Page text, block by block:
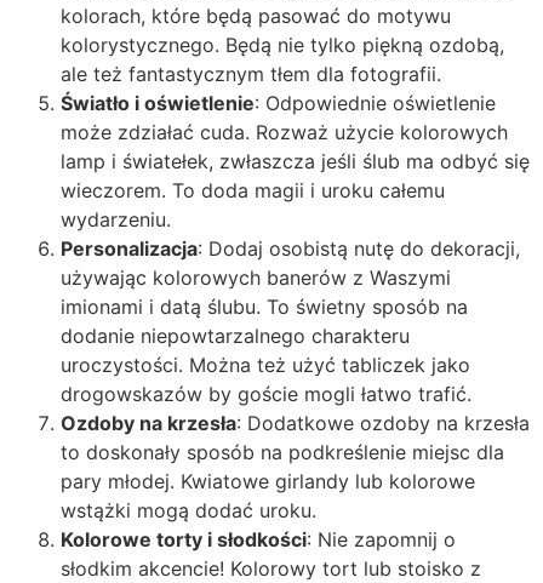
kolorach, które będą pasować do motywu
kolorystycznego. Będą nie tylko piękną ozdobą,
ale też fantastycznym tłem dla fotografii.
Światło i oświetlenie: Odpowiednie oświetlenie
może zdziałać cuda. Rozważ użycie kolorowych
lamp i światełek, zwłaszcza jeśli ślub ma odbyć się
wieczorem. To doda magii i uroku całemu
wydarzeniu.
Personalizacja: Dodaj osobistą nutę do dekoracji,
używając kolorowych banerów z Waszymi
imionami i datą ślubu. To świetny sposób na
dodanie niepowtarzalnego charakteru
uroczystości. Można też użyć tabliczek jako
drogowskazów by goście mogli łatwo trafić.
Ozdoby na krzesła: Dodatkowe ozdoby na krzesła
to doskonały sposób na podkreślenie miejsc dla
pary młodej. Kwiatowe girlandy lub kolorowe
wstążki mogą dodać uroku.
Kolorowe torty i słodkości: Nie zapomnij o
słodkim akcencie! Kolorowy tort lub stoisko z